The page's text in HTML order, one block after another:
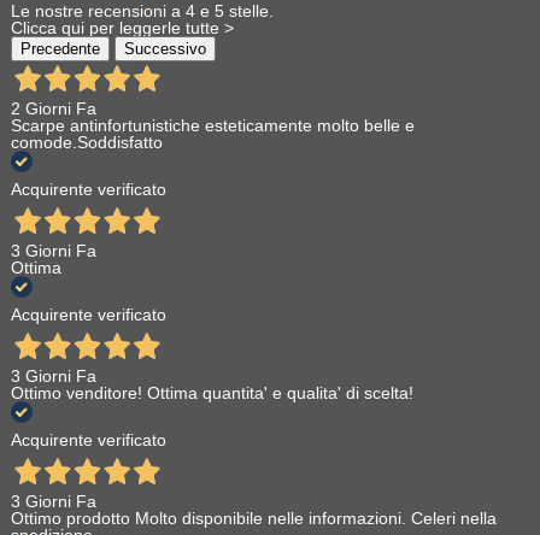
Le nostre recensioni a 4 e 5 stelle.
Clicca qui per leggerle tutte >
Precedente Successivo
2 Giorni Fa
Scarpe antinfortunistiche esteticamente molto belle e
comode.Soddisfatto
Acquirente verificato
3 Giorni Fa
Ottima
Acquirente verificato
3 Giorni Fa
Ottimo venditore! Ottima quantita' e qualita' di scelta!
Acquirente verificato
3 Giorni Fa
Ottimo prodotto Molto disponibile nelle informazioni. Celeri nella